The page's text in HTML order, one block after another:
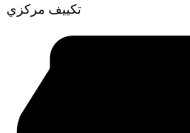
تكييف مركزي